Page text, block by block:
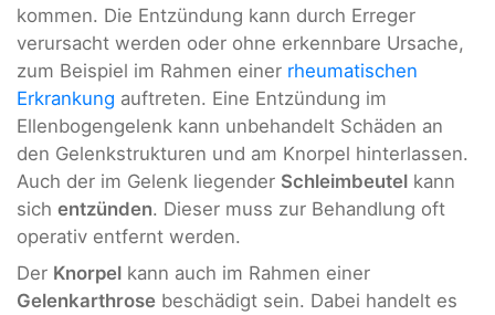
kommen. Die Entzündung kann durch Erreger
verursacht werden oder ohne erkennbare Ursache,
zum Beispiel im Rahmen einer rheumatischen
Erkrankung auftreten. Eine Entzündung im
Ellenbogengelenk kann unbehandelt Schäden an
den Gelenkstrukturen und am Knorpel hinterlassen.
Auch der im Gelenk liegender Schleimbeutel kann
sich entzünden. Dieser muss zur Behandlung oft
operativ entfernt werden.
Der Knorpel kann auch im Rahmen einer
Gelenkarthrose beschädigt sein. Dabei handelt es